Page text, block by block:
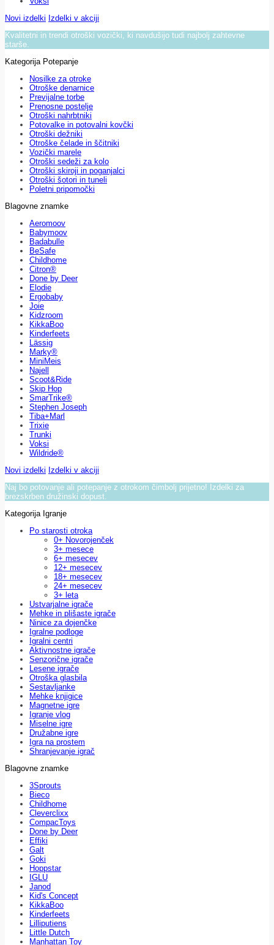
Novi izdelki Izdelki v akciji
Kvalitetni in trendi otroški vozički, ki navdušijo tudi najbolj zahtevne
starše.
Kategorija Potepanje
Nosilke za otroke
Otroške denarnice
Previjalne torbe
Prenosne postelje
Otroški nahrbtniki
Potovalke in potovalni kovčki
Otroški dežniki
Otroške čelade in ščitniki
Vozički marele
Otroški sedeži za kolo
Otroški skiroji in poganjalci
Otroški šotori in tuneli
Poletni pripomočki
Blagovne znamke
Aeromoov
Babymoov
Badabulle
BeSafe
Childhome
Citron®
Done by Deer
Elodie
Ergobaby
Joie
Kidzroom
KikkaBoo
Kinderfeets
Lässig
Marky®
MiniMeis
Najell
Scoot&Ride
Skip Hop
SmarTrike®
Stephen Joseph
Tiba+Marl
Trixie
Trunki
Voksi
Wildride®
Novi izdelki Izdelki v akciji
Naj bo potovanje ali potepanje z otrokom čimbolj prijetno! Izdelki za
brezskrben družinski dopust.
Kategorija Igranje
Po starosti otroka
0+ Novorojenček
3+ mesece
6+ mesecev
12+ mesecev
18+ mesecev
24+ mesecev
3+ leta
Ustvarjalne igrače
Mehke in plišaste igrače
Ninice za dojenčke
Igralne podloge
Igralni centri
Aktivnostne igrače
Senzorične igrače
Lesene igrače
Otroška glasbila
Sestavljanke
Mehke knjigice
Magnetne igre
Igranje vlog
Miselne igre
Družabne igre
Igra na prostem
Shranjevanje igrač
Blagovne znamke
3Sprouts
Bieco
Childhome
Cleverclixx
CompacToys
Done by Deer
Effiki
Galt
Goki
Hoppstar
IGLU
Janod
Kid's Concept
KikkaBoo
Kinderfeets
Lilliputiens
Little Dutch
Manhattan Toy